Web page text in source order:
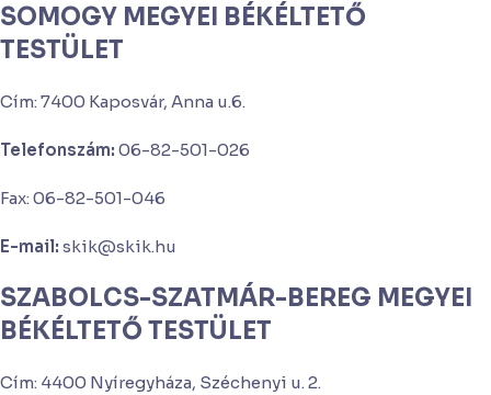
SOMOGY MEGYEI BÉKÉLTETŐ
TESTÜLET
Cím: 7400 Kaposvár, Anna u.6.
Telefonszám: 06-82-501-026
Fax: 06-82-501-046
E-mail: skik@skik.hu
SZABOLCS-SZATMÁR-BEREG MEGYEI
BÉKÉLTETŐ TESTÜLET
Cím: 4400 Nyíregyháza, Széchenyi u. 2.